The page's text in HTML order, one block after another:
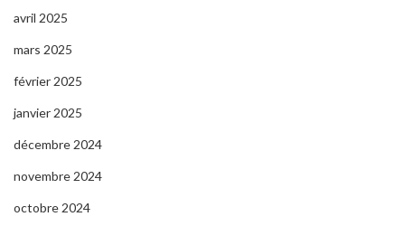
avril 2025
mars 2025
février 2025
janvier 2025
décembre 2024
novembre 2024
octobre 2024